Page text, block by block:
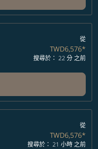
從
TWD6,576*
搜尋於： 22 分 之前
從
TWD6,576*
搜尋於： 21 小時 之前